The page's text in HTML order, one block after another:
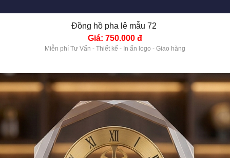
Đồng hồ pha lê mẫu 72
Giá: 750.000 đ
Miễn phí Tư Vấn - Thiết kế - In ấn logo - Giao hàng